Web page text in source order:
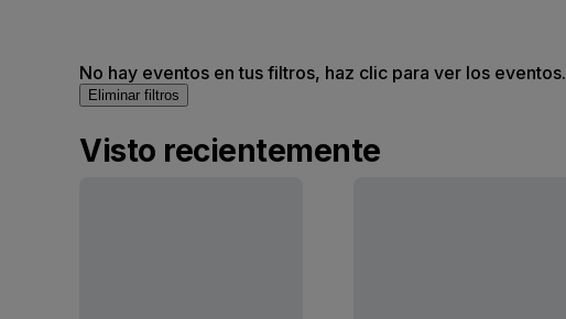
No hay eventos en tus filtros, haz clic para ver los eventos.
Eliminar filtros
Visto recientemente